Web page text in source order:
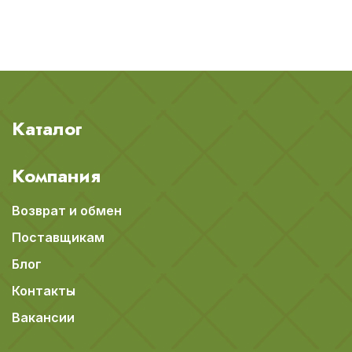
Каталог
Компания
Возврат и обмен
Поставщикам
Блог
Контакты
Вакансии